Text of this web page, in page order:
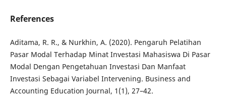
References
Aditama, R. R., & Nurkhin, A. (2020). Pengaruh Pelatihan
Pasar Modal Terhadap Minat Investasi Mahasiswa Di Pasar
Modal Dengan Pengetahuan Investasi Dan Manfaat
Investasi Sebagai Variabel Intervening. Business and
Accounting Education Journal, 1(1), 27–42.